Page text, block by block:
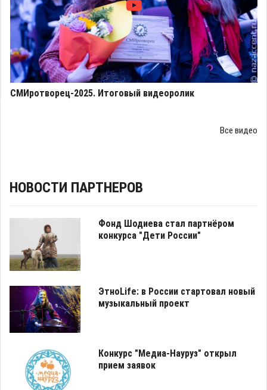
СМИротворец-2025. Итоговый видеоролик
Все видео
НОВОСТИ ПАРТНЕРОВ
Фонд Шодиева стал партнёром
конкурса "Дети России"
ЭтноLife: в России стартовал новый
музыкальный проект
Конкурс "Медиа-Науруз" открыл
прием заявок